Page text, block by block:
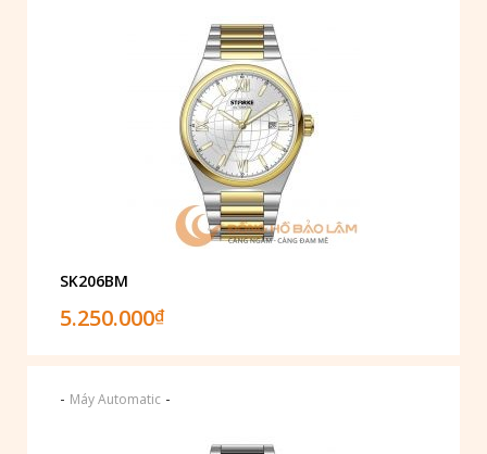
SK206BM
5.250.000₫
- Máy Automatic -